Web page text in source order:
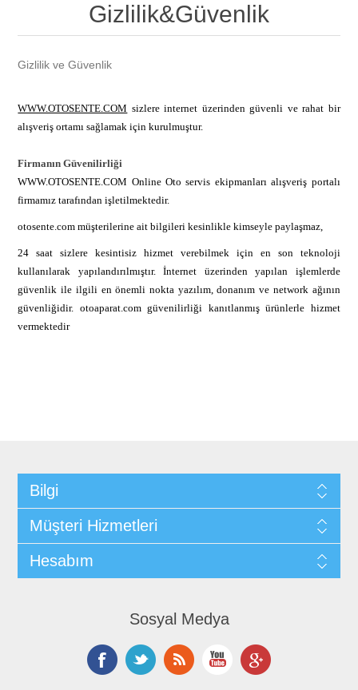
Gizlilik&Güvenlik
Gizlilik ve Güvenlik
WWW.OTOSENTE.COM sizlere internet üzerinden güvenli ve rahat bir
alışveriş ortamı sağlamak için kurulmuştur.
Firmanın Güvenilirliği
WWW.OTOSENTE.COM Online Oto servis ekipmanları alışveriş portalı
firmamız tarafından işletilmektedir.
otosente.com müşterilerine ait bilgileri kesinlikle kimseyle paylaşmaz,
24 saat sizlere kesintisiz hizmet verebilmek için en son teknoloji
kullanılarak yapılandırılmıştır. İnternet üzerinden yapılan işlemlerde
güvenlik ile ilgili en önemli nokta yazılım, donanım ve network ağının
güvenliğidir. otoaparat.com güvenilirliği kanıtlanmış ürünlerle hizmet
vermektedir
Bilgi
Müşteri Hizmetleri
Hesabım
Sosyal Medya